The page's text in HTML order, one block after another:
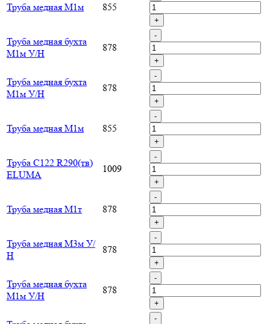
Труба медная М1м 855
+
Труба медная бухта
М1м У/Н
878
-
+
Труба медная бухта
М1м У/Н
878
-
+
Труба медная М1м 855
-
+
Труба C122 R290(тв)
ELUMA
1009
-
+
Труба медная М1т 878
-
+
Труба медная М3м У/
Н
878
-
+
Труба медная бухта
М1м У/Н
878
-
+
-